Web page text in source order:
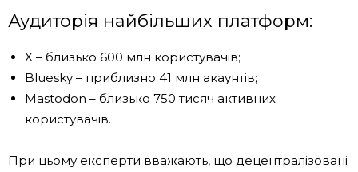
Аудиторія найбільших платформ:
X – близько 600 млн користувачів;
Bluesky – приблизно 41 млн акаунтів;
Mastodon – близько 750 тисяч активних
користувачів.
При цьому експерти вважають, що децентралізовані